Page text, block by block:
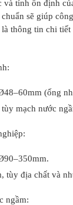
và tính ổn định
sẽ giúp
là thông tin chi
(ống
mạch nước
tùy địa chất và
ngầm: